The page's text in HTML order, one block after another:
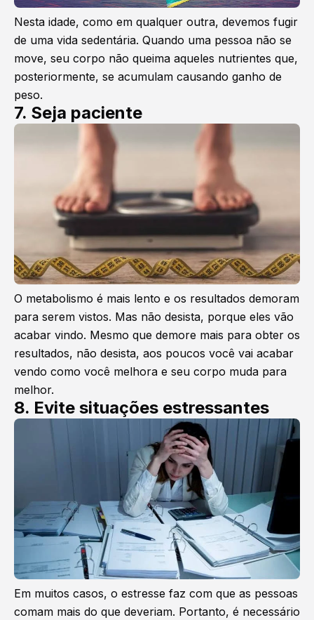
Nesta idade, como em qualquer outra, devemos fugir
de uma vida sedentária. Quando uma pessoa não se
move, seu corpo não queima aqueles nutrientes que,
posteriormente, se acumulam causando ganho de
peso.
7. Seja paciente
O metabolismo é mais lento e os resultados demoram
para serem vistos. Mas não desista, porque eles vão
acabar vindo. Mesmo que demore mais para obter os
resultados, não desista, aos poucos você vai acabar
vendo como você melhora e seu corpo muda para
melhor.
8. Evite situações estressantes
Em muitos casos, o estresse faz com que as pessoas
comam mais do que deveriam. Portanto, é necessário